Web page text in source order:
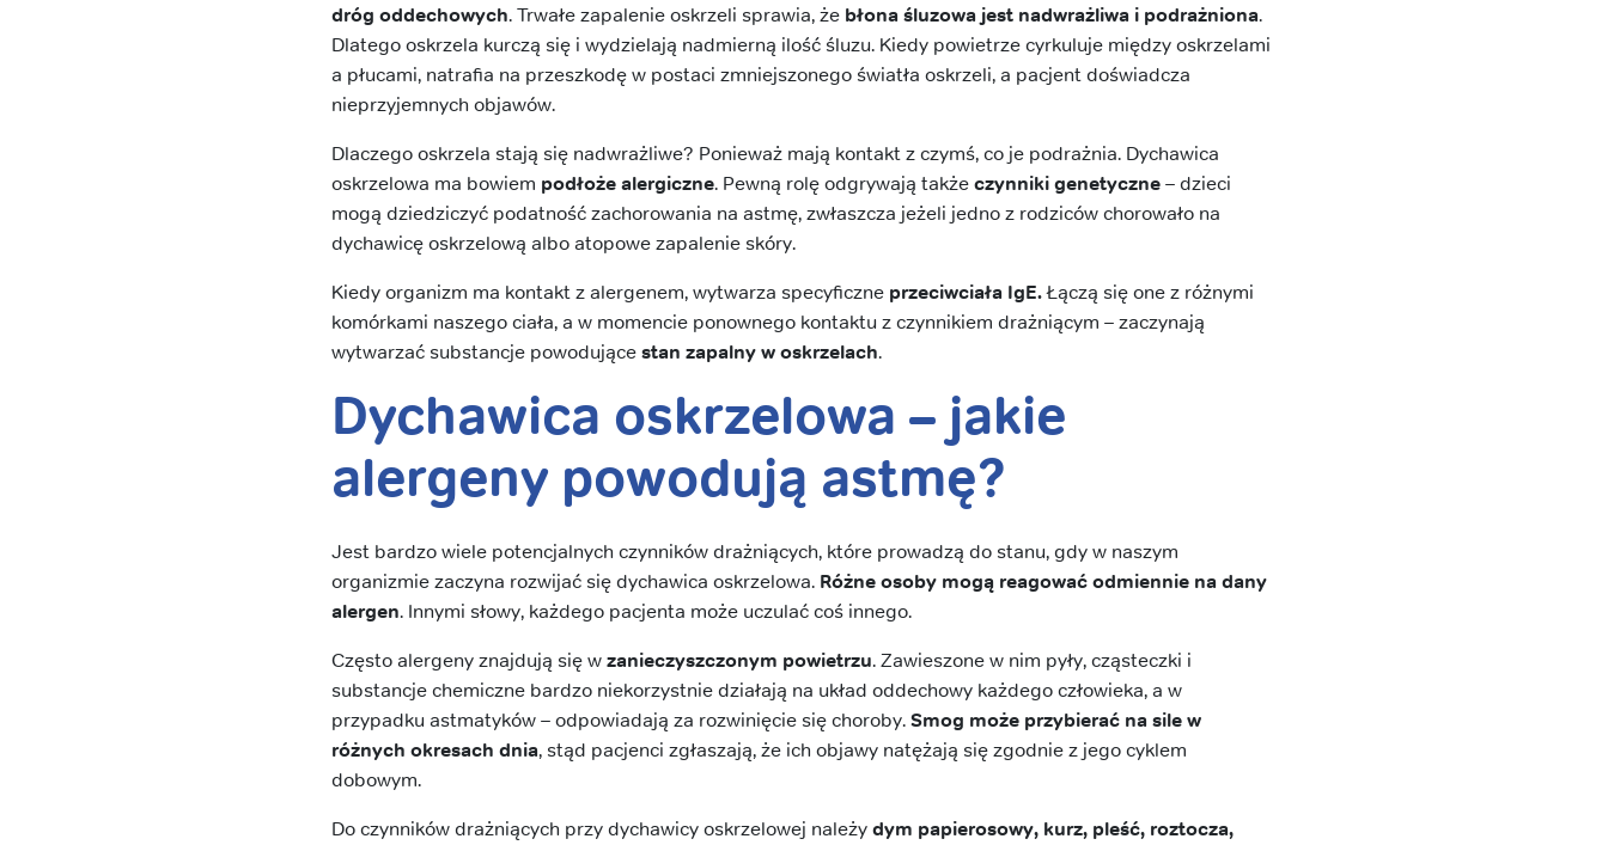
dróg oddechowych. Trwałe zapalenie oskrzeli sprawia, że błona śluzowa jest nadwrażliwa i podrażniona.
Dlatego oskrzela kurczą się i wydzielają nadmierną ilość śluzu. Kiedy powietrze cyrkuluje między oskrzelami
a płucami, natrafia na przeszkodę w postaci zmniejszonego światła oskrzeli, a pacjent doświadcza
nieprzyjemnych objawów.
Dlaczego oskrzela stają się nadwrażliwe? Ponieważ mają kontakt z czymś, co je podrażnia. Dychawica
oskrzelowa ma bowiem podłoże alergiczne. Pewną rolę odgrywają takżeczynniki genetyczne– dzieci
mogą dziedziczyć podatność zachorowania na astmę, zwłaszcza jeżeli jedno z rodziców chorowało na
dychawicę oskrzelową albo atopowe zapalenie skóry.
Kiedy organizm ma kontakt z alergenem, wytwarza specyficzne przeciwciała IgE.Łączą się one z różnymi
komórkami naszego ciała, a w momencie ponownego kontaktu z czynnikiem drażniącym – zaczynają
wytwarzać substancje powodującestan zapalny w oskrzelach.
Dychawica oskrzelowa – jakie
alergeny powodują astmę?
Jest bardzo wiele potencjalnych czynników drażniących, które prowadzą do stanu, gdy w naszym
organizmie zaczyna rozwijać się dychawica oskrzelowa. Różne osoby mogą reagować odmiennie na dany
alergen. Innymi słowy, każdego pacjenta może uczulać coś innego.
Często alergeny znajdują się wzanieczyszczonym powietrzu. Zawieszone w nim pyły, cząsteczki i
substancje chemiczne bardzo niekorzystnie działają na układ oddechowy każdego człowieka, a w
przypadku astmatyków – odpowiadają za rozwinięcie się choroby.Smog może przybierać na sile w
różnych okresach dnia, stąd pacjenci zgłaszają, że ich objawy natężają się zgodnie z jego cyklem
dobowym.
Do czynników drażniących przy dychawicy oskrzelowej należydym papierosowy, kurz, pleść, roztocza,